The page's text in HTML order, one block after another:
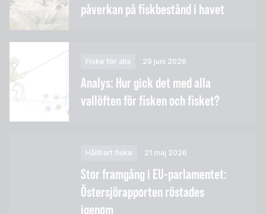
påverkan på fiskbestånd i havet
Fiske för alla 29 juni 2026
Analys: Hur gick det med alla
vallöften för fisken och fisket?
Hållbart fiske 21 maj 2026
Stor framgång i EU-parlamentet:
Östersjörapporten röstades
igenom